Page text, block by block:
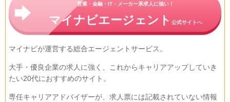
営業・金融・IT・メーカー系求人に強い！
マイナビエージェント公式サイトへ
マイナビが運営する総合エージェントサービス。
大手・優良企業の求人に強く、これからキャリアアップしていき
たい20代におすすめのサイト。
専任キャリアアドバイザーが、求人票には記載されていない情報